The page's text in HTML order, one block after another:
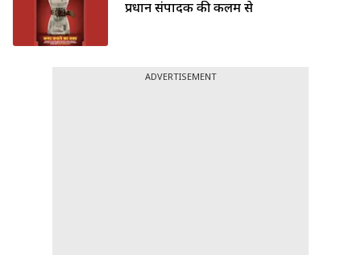
प्रधान संपादक की कलम से
ADVERTISEMENT